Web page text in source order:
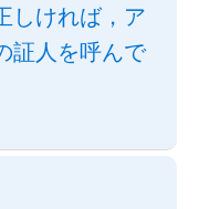
しければ，ア
証人を呼んで